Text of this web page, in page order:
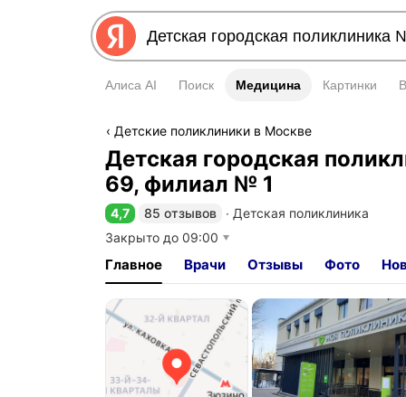
Алиса AI Поиск Медицина
Медицина Картинки
Детские поликлиники в Москве
Детская городская
69, филиал № 1
Рейтинг 4,7 из 5
4,7 85 отзывов ∙ Детская поликлиника
Закрыто до 09:00
Главное Врачи Отзывы Фото